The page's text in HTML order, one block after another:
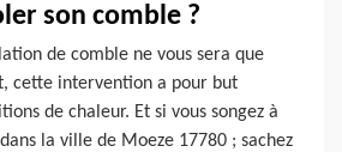
son comble ?
de comble ne vous sera que
cette intervention a pour but
de chaleur. Et si vous songez à
la ville de Moeze 17780 ; sachez